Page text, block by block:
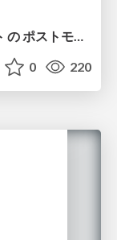
0 220